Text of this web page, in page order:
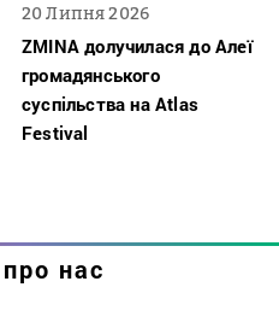
20 Липня 2026
ZMINA долучилася до Алеї
громадянського
суспільства на Atlas
Festival
нас